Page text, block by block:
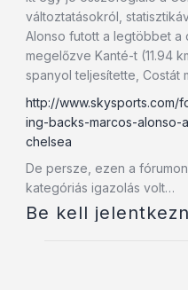
változtatásokról,
Alonso futott a legtöbbet a
megelőzve Kanté-t (11.94
spanyol teljesítette, Costát
http://www.skysports.com/
ing-backs-marcos-
chelsea
De persze, ezen a
kategóriás igazolás volt…
Be kell